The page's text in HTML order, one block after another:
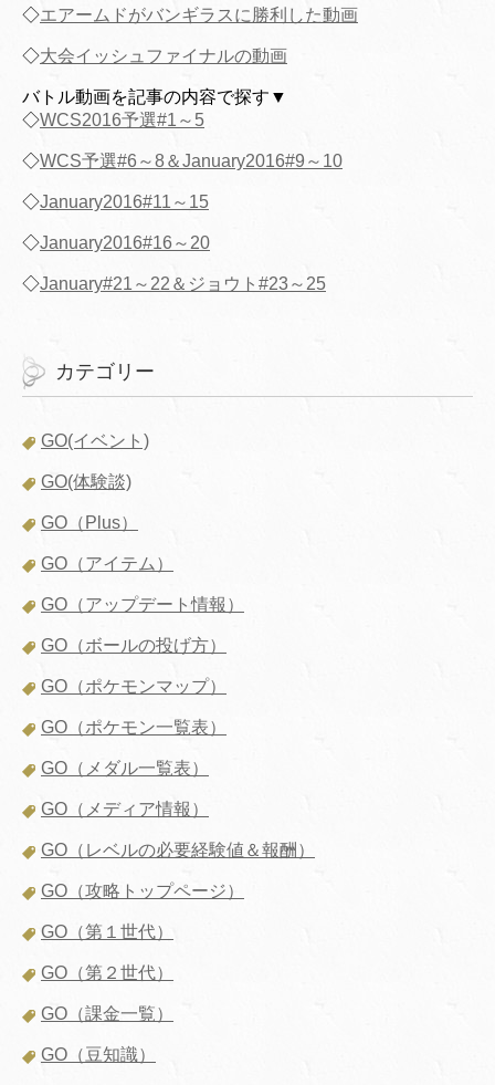
◇エアームドがバンギラスに勝利した動画
◇大会イッシュファイナルの動画
バトル動画を記事の内容で探す▼
◇WCS2016予選#1～5
◇WCS予選#6～8＆January2016#9～10
◇January2016#11～15
◇January2016#16～20
◇January#21～22＆ジョウト#23～25
カテゴリー
GO(イベント)
GO(体験談)
GO（Plus）
GO（アイテム）
GO（アップデート情報）
GO（ボールの投げ方）
GO（ポケモンマップ）
GO（ポケモン一覧表）
GO（メダル一覧表）
GO（メディア情報）
GO（レベルの必要経験値＆報酬）
GO（攻略トップページ）
GO（第１世代）
GO（第２世代）
GO（課金一覧）
GO（豆知識）